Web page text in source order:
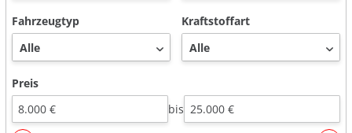
Fahrzeugtyp Kraftstoffart
Preis
bis